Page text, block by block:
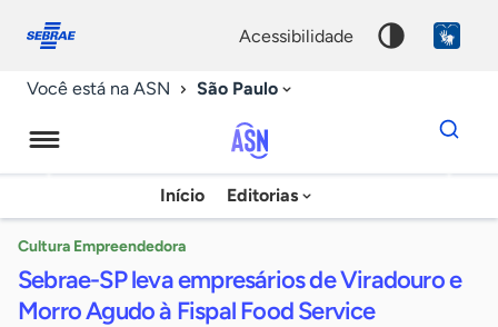
conosco
acessibilidade
Você está na ASN São Paulo
Agência
Sebrae
Notícias
Início Editorias
Dados
para
chave
Cultura Empreendedora
Sebrae-SP leva empresários de Viradouro e
Morro Agudo à Fispal Food Service